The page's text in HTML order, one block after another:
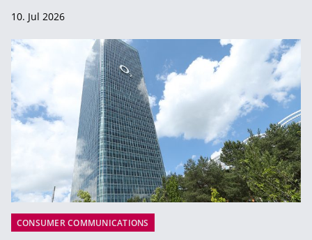
10. Jul 2026
CONSUMER COMMUNICATIONS